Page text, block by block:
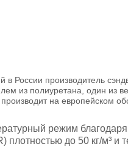
России производитель
из полиуретана, один из
на европейском
режим благодаря
плотностью до 50 кг/м³